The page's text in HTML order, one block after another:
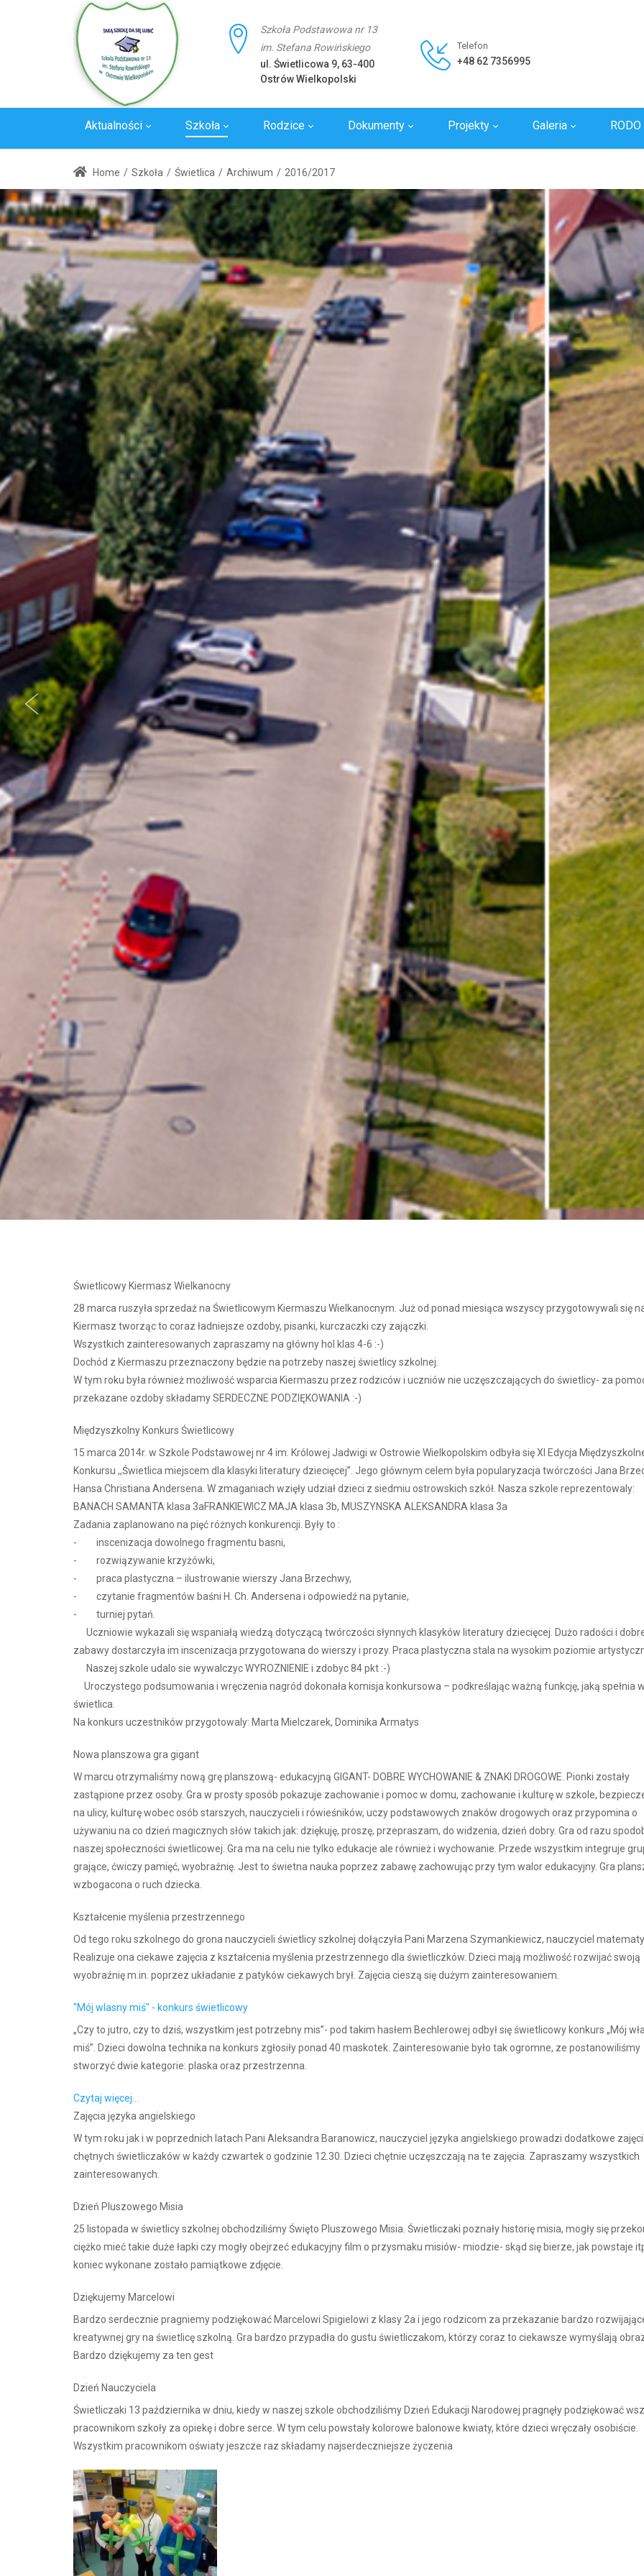
Szkoła Podstawowa nr 13
im. Stefana Rowińskiego
ul. Świetlicowa 9, 63-400
Ostrów Wielkopolski
Telefon
+48 62 7356995
Aktualności Szkoła Rodzice Dokumenty Projekty Galeria RODO
Home / Szkoła / Świetlica / Archiwum / 2016/2017
Świetlicowy Kiermasz Wielkanocny
28 marca ruszyła sprzedaż na Świetlicowym Kiermaszu Wielkanocnym. Już od ponad miesiąca wszyscy przygotowywali się
Kiermasz tworząc to coraz ładniejsze ozdoby, pisanki, kurczaczki czy zajączki.
Wszystkich zainteresowanych zapraszamy na główny hol klas 4-6 :-)
Dochód z Kiermaszu przeznaczony będzie na potrzeby naszej świetlicy szkolnej.
W tym roku była również możliwość wsparcia Kiermaszu przez rodziców i uczniów nie uczęszczających do świetlicy- za
przekazane ozdoby składamy SERDECZNE PODZIĘKOWANIA :-)
Międzyszkolny Konkurs Świetlicowy
15 marca 2014r. w Szkole Podstawowej nr 4 im. Królowej Jadwigi w Ostrowie Wielkopolskim odbyła się XI Edycja
Konkursu ,,Świetlica miejscem dla klasyki literatury dziecięcej”. Jego głównym celem była popularyzacja twórczości Jana
Hansa Christiana Andersena. W zmaganiach wzięły udział dzieci z siedmiu ostrowskich szkół. Nasza szkole reprezentowaly:
BANACH SAMANTA klasa 3aFRANKIEWICZ MAJA klasa 3b, MUSZYNSKA ALEKSANDRA klasa 3a
Zadania zaplanowano na pięć różnych konkurencji. Były to :
- inscenizacja dowolnego fragmentu basni,
- rozwiązywanie krzyżówki,
- praca plastyczna – ilustrowanie wierszy Jana Brzechwy,
- czytanie fragmentów baśni H. Ch. Andersena i odpowiedź na pytanie,
- turniej pytań.
Uczniowie wykazali się wspaniałą wiedzą dotyczącą twórczości słynnych klasyków literatury dziecięcej. Dużo radości i
zabawy dostarczyła im inscenizacja przygotowana do wierszy i prozy. Praca plastyczna stala na wysokim poziomie
Naszej szkole udalo sie wywalczyc WYROZNIENIE i zdobyc 84 pkt :-)
Uroczystego podsumowania i wręczenia nagród dokonała komisja konkursowa – podkreślając ważną funkcję, jaką spełnia
świetlica.
Na konkurs uczestników przygotowaly: Marta Mielczarek, Dominika Armatys
Nowa planszowa gra gigant
W marcu otrzymaliśmy nową grę planszową- edukacyjną GIGANT- DOBRE WYCHOWANIE & ZNAKI DROGOWE. Pionki zostały
zastąpione przez osoby. Gra w prosty sposób pokazuje zachowanie i pomoc w domu, zachowanie i kulturę w szkole,
na ulicy, kulturę wobec osób starszych, nauczycieli i rówieśników, uczy podstawowych znaków drogowych oraz przypomina o
używaniu na co dzień magicznych słów takich jak: dziękuję, proszę, przepraszam, do widzenia, dzień dobry. Gra od razu
naszej społeczności świetlicowej. Gra ma na celu nie tylko edukacje ale również i wychowanie. Przede wszystkim integruje
grające, ćwiczy pamięć, wyobraźnię. Jest to świetna nauka poprzez zabawę zachowując przy tym walor edukacyjny. Gra
wzbogacona o ruch dziecka.
Kształcenie myślenia przestrzennego
Od tego roku szkolnego do grona nauczycieli świetlicy szkolnej dołączyła Pani Marzena Szymankiewicz, nauczyciel
Realizuje ona ciekawe zajęcia z kształcenia myślenia przestrzennego dla świetliczków. Dzieci mają możliwość rozwijać swoją
wyobraźnię m.in. poprzez układanie z patyków ciekawych brył. Zajęcia cieszą się dużym zainteresowaniem.
"Mój wlasny miś" - konkurs świetlicowy
„Czy to jutro, czy to dziś, wszystkim jest potrzebny mis”- pod takim hasłem Bechlerowej odbył się świetlicowy konkurs „Mój
miś”. Dzieci dowolna technika na konkurs zgłosiły ponad 40 maskotek. Zainteresowanie było tak ogromne, ze postanowiliśmy
stworzyć dwie kategorie: plaska oraz przestrzenna.
Czytaj więcej...
Zajęcia języka angielskiego
W tym roku jak i w poprzednich latach Pani Aleksandra Baranowicz, nauczyciel języka angielskiego prowadzi dodatkowe
chętnych świetliczaków w każdy czwartek o godzinie 12.30. Dzieci chętnie uczęszczają na te zajęcia. Zapraszamy wszystkich
zainteresowanych.
Dzień Pluszowego Misia
25 listopada w świetlicy szkolnej obchodziliśmy Święto Pluszowego Misia. Świetliczaki poznały historię misia, mogły się
ciężko mieć takie duże łapki czy mogły obejrzeć edukacyjny film o przysmaku misiów- miodzie- skąd się bierze, jak powstaje
koniec wykonane zostało pamiątkowe zdjęcie.
Dziękujemy Marcelowi
Bardzo serdecznie pragniemy podziękować Marcelowi Spigielowi z klasy 2a i jego rodzicom za przekazanie bardzo
kreatywnej gry na świetlicę szkolną. Gra bardzo przypadła do gustu świetliczakom, którzy coraz to ciekawsze wymyślają
Bardzo dziękujemy za ten gest
Dzień Nauczyciela
Świetliczaki 13 października w dniu, kiedy w naszej szkole obchodziliśmy Dzień Edukacji Narodowej pragnęły podziękować
pracownikom szkoły za opiekę i dobre serce. W tym celu powstały kolorowe balonowe kwiaty, które dzieci wręczały osobiście.
Wszystkim pracownikom oświaty jeszcze raz składamy najserdeczniejsze życzenia